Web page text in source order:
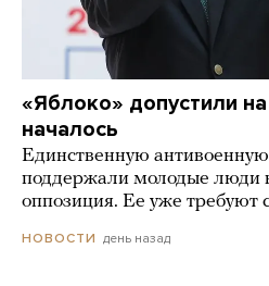
«Яблоко» допустили
началось
Единственную
поддержали молодые люди
оппозиция. Ее уже требуют
НОВОСТИ день назад